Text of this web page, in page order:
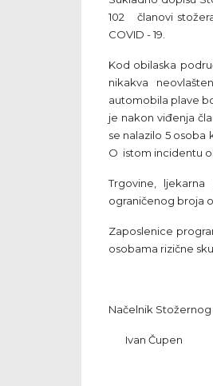
102 članovi
COVID - 19.
Kod obilaska
nikakva
automobila plave
je nakon viđenja
se nalazilo 5
O istom incidentu
Trgovine,
ograničenog broja
Zaposlenice
osobama rizične
Načelnik
Ivan Čupen